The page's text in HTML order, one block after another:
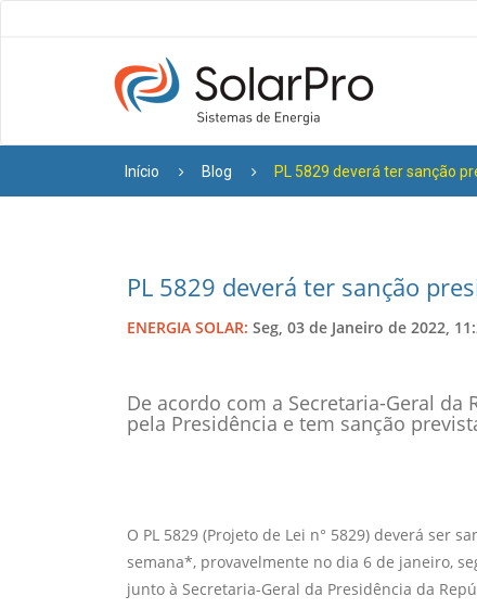
Início Blog PL 5829 deverá ter sanção
PL 5829 deverá ter sanção
ENERGIA SOLAR: Seg, 03 de Janeiro de 2022,
De acordo com a Secretaria-Geral
pela Presidência e tem sanção
O PL 5829 (Projeto de Lei n° 5829) deverá ser
semana*, provavelmente no dia 6 de janeiro,
junto à Secretaria-Geral da Presidência da